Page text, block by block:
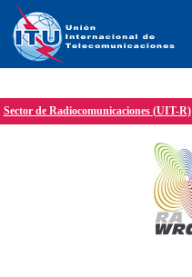
Sector de Radiocomunicaciones (UIT-R)